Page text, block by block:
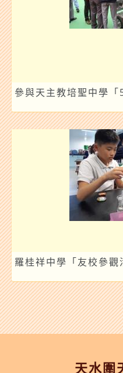
參與天主教培聖中學
羅桂祥中學「友校參
天水圍